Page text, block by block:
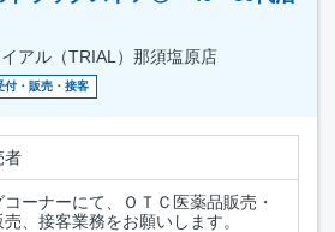
アル（TRIAL）那須塩原店
付・販売・接客
者
コーナーにて、ＯＴＣ医薬品販売・
、接客業務をお願いします。